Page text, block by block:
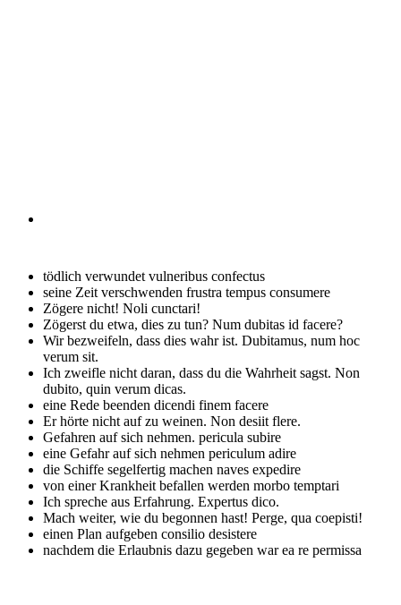
tödlich verwundet vulneribus confectus
seine Zeit verschwenden frustra tempus consumere
Zögere nicht! Noli cunctari!
Zögerst du etwa, dies zu tun? Num dubitas id facere?
Wir bezweifeln, dass dies wahr ist. Dubitamus, num hoc
verum sit.
Ich zweifle nicht daran, dass du die Wahrheit sagst. Non
dubito, quin verum dicas.
eine Rede beenden dicendi finem facere
Er hörte nicht auf zu weinen. Non desiit flere.
Gefahren auf sich nehmen. pericula subire
eine Gefahr auf sich nehmen periculum adire
die Schiffe segelfertig machen naves expedire
von einer Krankheit befallen werden morbo temptari
Ich spreche aus Erfahrung. Expertus dico.
Mach weiter, wie du begonnen hast! Perge, qua coepisti!
einen Plan aufgeben consilio desistere
nachdem die Erlaubnis dazu gegeben warea re permissa